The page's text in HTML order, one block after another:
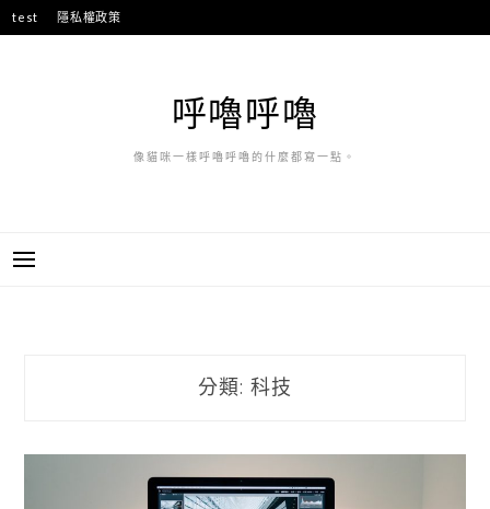
跳
至
test 隱私權政策
呼嚕呼嚕
像貓咪一樣呼嚕呼嚕的什麼都寫一點。
分類: 科技